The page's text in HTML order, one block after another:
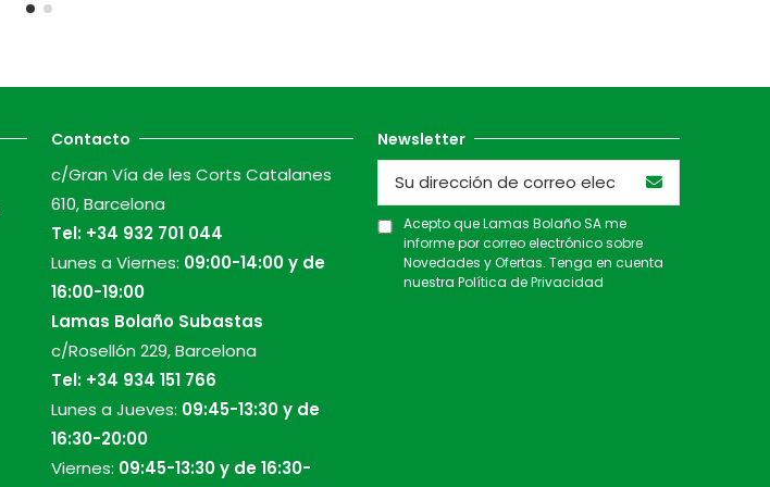
Contacto
c/Gran Vía de les Corts Catalanes
610, Barcelona
Tel: +34 932 701 044
Lunes a Viernes: 09:00-14:00 y de
16:00-19:00
Lamas Bolaño Subastas
c/Rosellón 229, Barcelona
Tel: +34 934 151 766
Lunes a Jueves: 09:45-13:30 y de
16:30-20:00
Viernes: 09:45-13:30 y de 16:30-
Newsletter
Acepto que Lamas Bolaño SA me
informe por correo electrónico sobre
Novedades y Ofertas. Tenga en cuenta
nuestraPolítica de Privacidad